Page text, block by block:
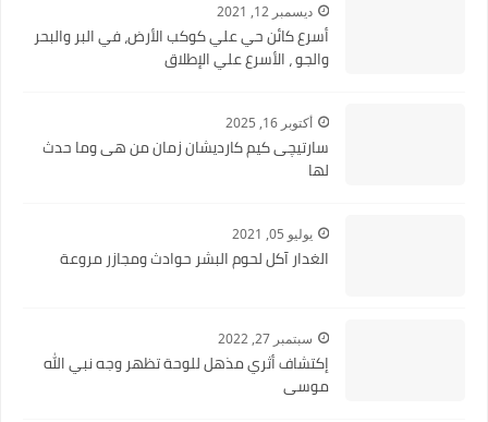
ديسمبر 12, 2021
أسرع كائن حي علي كوكب الأرض، في البر والبحر
والجو ، الأسرع علي الإطلاق
أكتوبر 16, 2025
سارتيچى كيم كارديشان زمان من هى وما حدث
لها
يوليو 05, 2021
الغدار آكل لحوم البشر حوادث ومجازر مروعة
سبتمبر 27, 2022
إكتشاف أثري مذهل للوحة تظهر وجه نبي الله
موسى